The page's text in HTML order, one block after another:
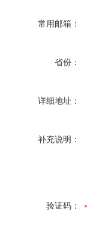
常用邮箱：
省份：
详细地址：
补充说明：
验证码：